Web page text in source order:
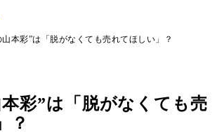
山本彩”は「脱がなくても売れてほしい」？
彩”は「脱がなくても売
？